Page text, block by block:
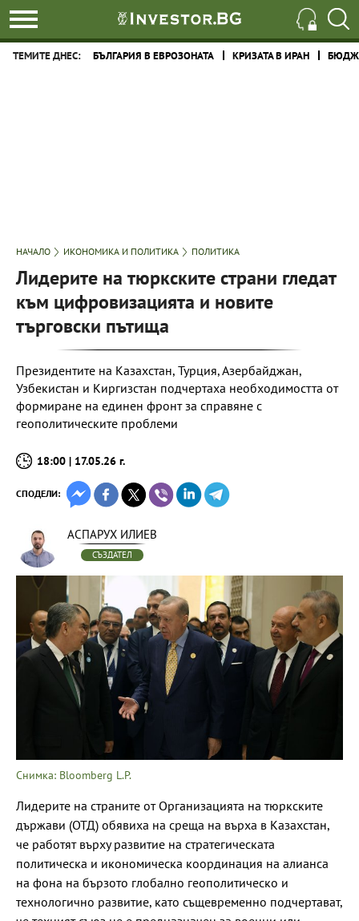
ТЕМИТЕ ДНЕС: БЪЛГАРИЯ В ЕВРОЗОНАТА КРИЗАТА В ИРАН
НАЧАЛО ИКОНОМИКА И ПОЛИТИКА ПОЛИТИКА
Лидерите на тюркските страни гледат
към цифровизацията и новите
търговски пътища
Президентите на Казахстан, Турция, Азербайджан,
Узбекистан и Киргизстан подчертаха необходимостта от
формиране на единен фронт за справяне с
геополитическите проблеми
18:00 | 17.05.26 г.
СПОДЕЛИ:
АСПАРУХ ИЛИЕВ
СЪЗДАТЕЛ
Снимка: Bloomberg L.P.
Лидерите на страните от Организацията на тюркските
държави (ОТД) обявиха на среща на върха в Казахстан,
че работят върху развитие на стратегическата
политическа и икономическа координация на алианса
на фона на бързото глобално геополитическо и
технологично развитие, като същевременно подчертават,